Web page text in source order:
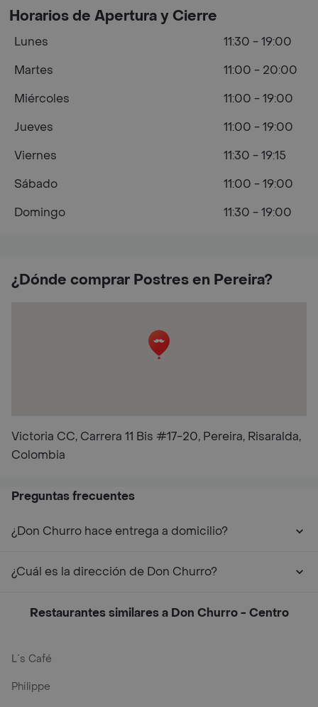
¿Dónde comprar Postres en Pereira?
Victoria CC, Carrera 11 Bis #17-20, Pereira, Risaralda,
Colombia
Horarios de Apertura y Cierre
Lunes
11:30 - 19:00
Martes
11:00 - 20:00
Miércoles
11:00 - 19:00
Jueves
11:00 - 19:00
Viernes
11:30 - 19:15
Sábado
11:00 - 19:00
Domingo
11:30 - 19:00
Preguntas frecuentes
¿Don Churro hace entrega a domicilio?
¿Cuál es la dirección de Don Churro?
Restaurantes similares a Don Churro - Centro
L´s Café
Philippe